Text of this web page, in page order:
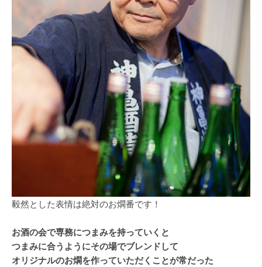
毅然とした表情は絶対のお燗番です！
お酒の会で専務につまみを持っていくと
つまみに合うようにその場でブレンドして
オリジナルのお燗を作っていただくことが常だった